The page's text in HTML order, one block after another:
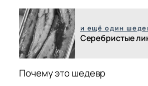
и ещё один
Серебристые
Почему это шедевр